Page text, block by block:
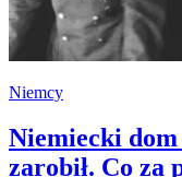
Niemcy
Niemiecki
zarobił. Co za